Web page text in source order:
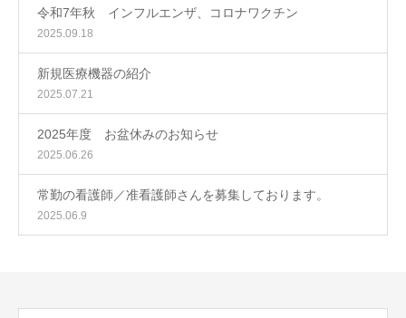
令和7年秋 インフルエンザ、コロナワクチン
2025.09.18
新規医療機器の紹介
2025.07.21
2025年度 お盆休みのお知らせ
2025.06.26
常勤の看護師／准看護師さんを募集しております。
2025.06.9